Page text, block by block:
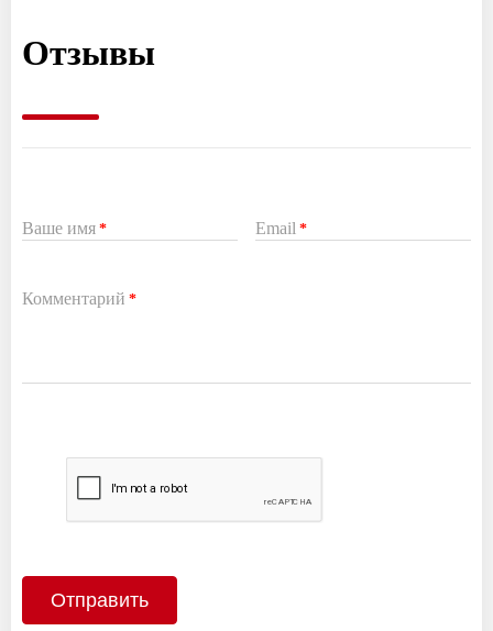
Отзывы
Ваше имя* Email *
Комментарий *